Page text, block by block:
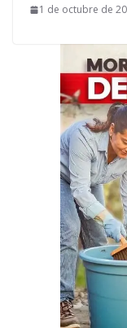
1 de octubre de